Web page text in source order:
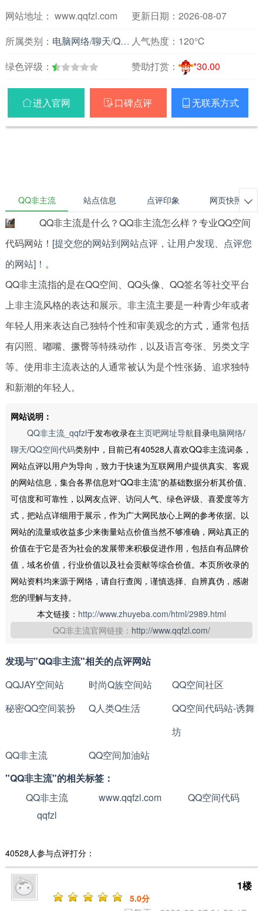
网站地址： www.qqfzl.com
更新日期：2026-08-07
所属类别： 电脑网络/聊天/QQ空间代码 人气热度： 120℃
绿色评级：
赞助打赏： *30.00
进入官网  口碑点评  无联系方式
QQ非主流 站点信息 点评印象 网页快照 
QQ非主流是什么？QQ非主流怎么样？专业QQ空间
代码网站！ [提交您的网站到网站点评，让用户发现、点评您
的网站]！ 。
QQ非主流指的是在QQ空间、QQ头像、QQ签名等社交平台
上非主流风格的表达和展示。非主流主要是一种青少年或者
年轻人用来表达自己独特个性和审美观念的方式，通常包括
有闪照、嘟嘴、撅臀等特殊动作，以及语言夸张、另类文字
等。使用非主流表达的人通常被认为是个性张扬、追求独特
和新潮的年轻人。
网站说明：
QQ非主流_qqfzl于发布收录在主页吧网址导航目录电脑网络/
聊天/QQ空间代码类别中，目前已有40528人喜欢QQ非主流词条，
网站点评以用户为导向，致力于快速为互联网用户提供真实、客观
的网站信息，集合各界信息对“QQ非主流”的基础数据分析其价值、
可信度和可靠性，以网友点评、访问人气、绿色评级、喜爱度等方
式，把站点详细用于展示，作为广大网民放心上网的参考依据。以
网站的流量或收益多少来衡量站点价值当然不够准确，网站真正的
价值在于它是否为社会的发展带来积极促进作用，包括自有品牌价
值，域名价值，行业价值以及社会贡献等综合价值。本页所收录的
网站资料均来源于网络，请自行查阅，谨慎选择、自辨真伪，感谢
您的理解与支持。
本文链接： http://www.zhuyeba.com/html/2989.html
QQ非主流官网链接： http://www.qqfzl.com/
发现与"QQ非主流"相关的点评网站
QQJAY空间站
时尚Q族空间站
QQ空间社区
秘密QQ空间装扮
Q人类Q生活
QQ空间代码站-诱舞
坊
QQ非主流
QQ空间加油站
"QQ非主流"的相关标签：
QQ非主流
www.qqfzl.com
QQ空间代码
qqfzl
40528人参与点评打分：
1楼
5.0分